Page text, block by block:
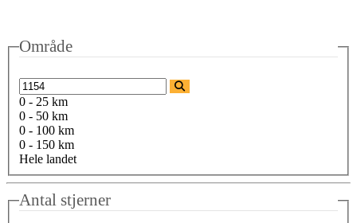
Område
0 - 25 km
0 - 50 km
0 - 100 km
0 - 150 km
Hele landet
Antal stjerner